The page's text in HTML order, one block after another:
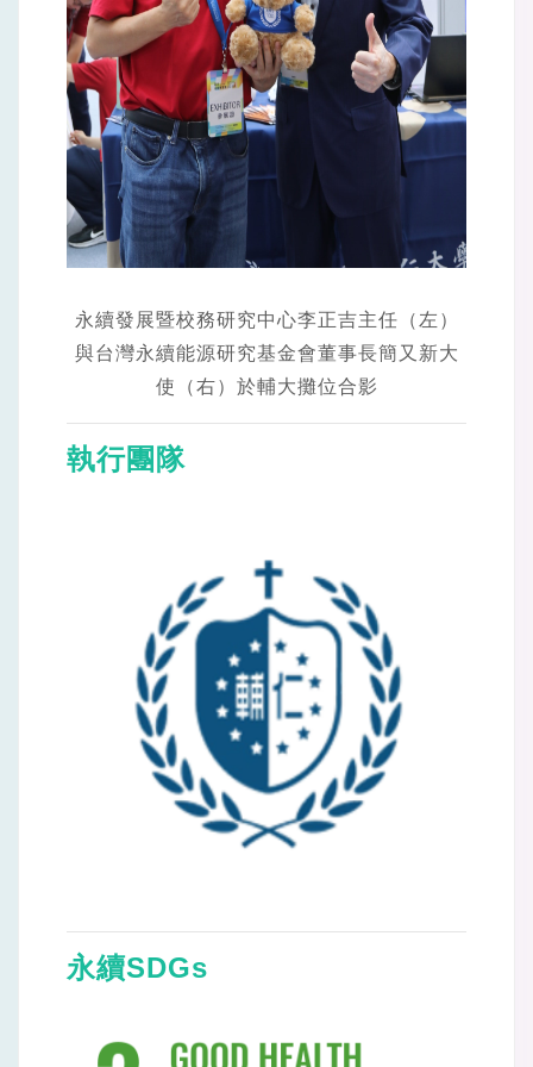
永續發展暨校務研究中心李正吉主任（左）
與台灣永續能源研究基金會董事長簡又新大
使（右）於輔大攤位合影
執行團隊
永續SDGs